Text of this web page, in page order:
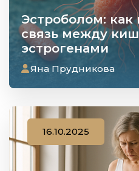
Эстроболом:
связь между
эстрогенами
Яна Прудникова
16.10.2025